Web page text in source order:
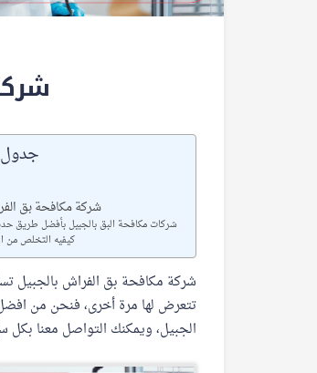
جدول
شركة مكافحة بق
شركات مكافحة البق بالجبيل بأفضل طريق
كيفيه التخلص من
شركة مكافحة بق الفراش بالجبيل
تتعرض لها مرة أخرى، فنحن من
الجبيل، ويمكنك التواصل معنا